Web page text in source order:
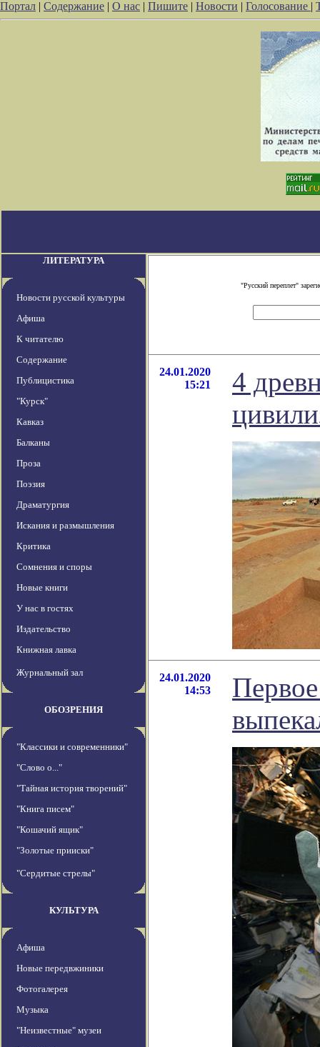
Портал | Содержание | О нас | Пишите | Новости | Голосование |
ЛИТЕРАТУРА
Новости русской культуры
Афиша
К читателю
Содержание
Публицистика
"Курск"
Кавказ
Балканы
Проза
Поэзия
Драматургия
Искания и размышления
Критика
Сомнения и споры
Новые книги
У нас в гостях
Издательство
Книжная лавка
Журнальный зал
ОБОЗРЕНИЯ
"Классики и современники"
"Слово о..."
"Тайная история творений"
"Книга писем"
"Кошачий ящик"
"Золотые прииски"
"Сердитые стрелы"
КУЛЬТУРА
Афиша
Новые передвжиники
Фотогалерея
Музыка
"Неизвестные" музеи
"Русский переплет"
24.01.2020
15:21
4
24.01.2020
14:53